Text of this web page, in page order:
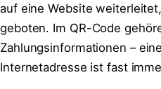
auf eine Website
geboten. Im QR-Code
Zahlungsinformationen –
Internetadresse ist fast